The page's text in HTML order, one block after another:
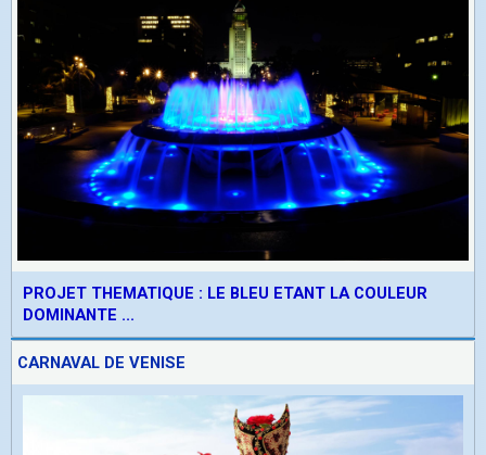
PROJET THEMATIQUE : LE BLEU ETANT LA COULEUR
DOMINANTE ...
CARNAVAL DE VENISE